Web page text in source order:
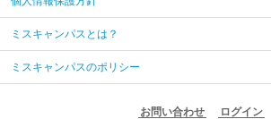
ミスキャンパスとは？
ミスキャンパスのポリシー
お問い合わせ ログイン